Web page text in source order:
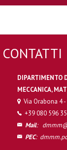
CONTATTI
DIPARTIMENTO
MECCANICA,
Via Orabona 4
+39 080 596
Mail:
PEC: